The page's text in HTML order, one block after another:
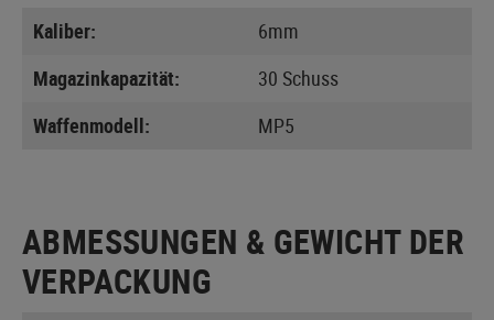
Kaliber:
6mm
Magazinkapazität:
30 Schuss
Waffenmodell:
MP5
ABMESSUNGEN & GEWICHT DER
VERPACKUNG